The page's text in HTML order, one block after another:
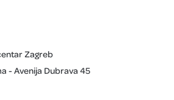
Zagreb
- Avenija Dubrava 45